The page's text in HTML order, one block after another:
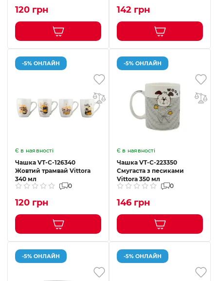
120 грн 142 грн
-5% ОНЛАЙН
Є в наявності
Чашка VT-C-126340
Жовтий трамвай Vittora
340 мл
0
120 грн
-5% ОНЛАЙН
Є в наявності
Чашка VT-C-223350
Смугаста з песиками
Vittora 350 мл
0
146 грн
-5% ОНЛАЙН -5% ОНЛАЙН